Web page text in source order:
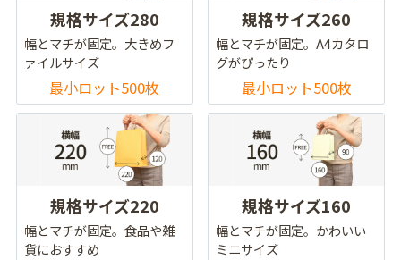
規格サイズ280
幅とマチが固定。大きめフ
ァイルサイズ
最小ロット500枚
規格サイズ260
幅とマチが固定。A4カタロ
グがぴったり
最小ロット500枚
規格サイズ220
幅とマチが固定。食品や雑
貨におすすめ
規格サイズ160
幅とマチが固定。かわいい
ミニサイズ